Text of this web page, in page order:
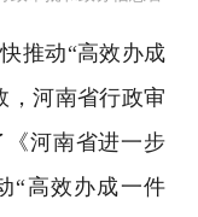
推动“高效办成
，河南省行政审
河南省进一步
“高效办成一件